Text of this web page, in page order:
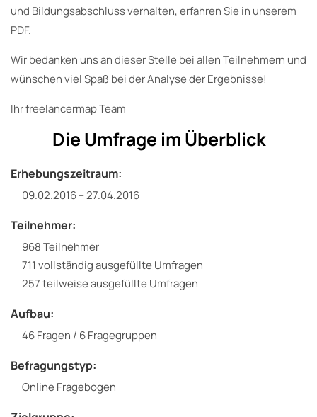
und Bildungsabschluss verhalten, erfahren Sie in unserem
PDF.
Wir bedanken uns an dieser Stelle bei allen Teilnehmern und
wünschen viel Spaß bei der Analyse der Ergebnisse!
Ihr freelancermap Team
Die Umfrage im Überblick
Erhebungszeitraum:
09.02.2016 – 27.04.2016
Teilnehmer:
968 Teilnehmer
711 vollständig ausgefüllte Umfragen
257 teilweise ausgefüllte Umfragen
Aufbau:
46 Fragen / 6 Fragegruppen
Befragungstyp:
Online Fragebogen